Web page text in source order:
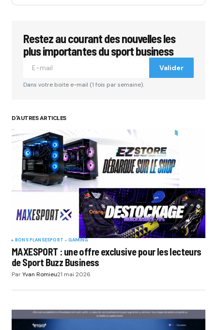
Restez au courant des nouvelles les
plus importantes du sport business
Valider
Dans votre boite e-mail (1 fois par semaine).
D'AUTRES ARTICLES
BONS PLANSESPORT - GAMING
MAXESPORT : une offre exclusive pour les lecteurs
de Sport Buzz Business
ParYvan Romieu21 mai 2026